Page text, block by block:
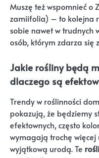
Muszę też wspomnieć o
zamiifolia) – to kolejna
sobie nawet w trudnych
osób, którym zdarza się
Jakie rośliny będą
dlaczego są
Trendy w roślinności
pokazują, że będziemy
efektownych, często
wymagają trochę
wyjątkową urodą. Te